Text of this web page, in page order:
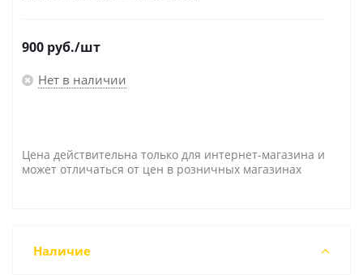
900 руб./шт
Нет в наличии
Цена действительна только для интернет-магазина и
может отличаться от цен в розничных магазинах
Наличие